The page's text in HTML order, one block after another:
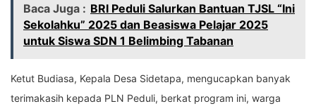
Baca Juga : BRI Peduli Salurkan Bantuan TJSL “Ini
Sekolahku” 2025 dan Beasiswa Pelajar 2025
untuk Siswa SDN 1 Belimbing Tabanan
Ketut Budiasa, Kepala Desa Sidetapa, mengucapkan banyak
terimakasih kepada PLN Peduli, berkat program ini, warga